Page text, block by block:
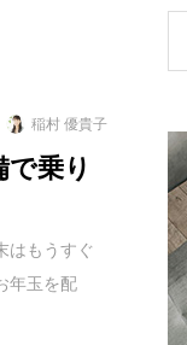
稲村 優貴子
乗り
はもうすぐ
年玉を配